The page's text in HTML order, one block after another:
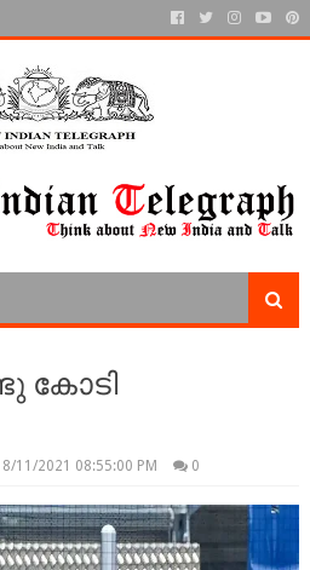
കോടി
8/11/2021 08:55:00 PM 0